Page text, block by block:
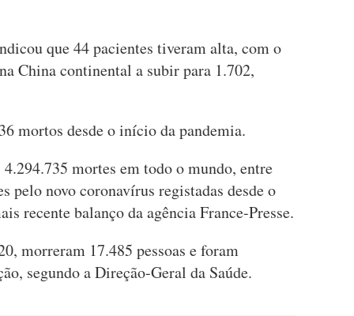
que 44 pacientes tiveram alta, com o
China continental a subir para 1.702,
mortos desde o início da pandemia.
mortes em todo o mundo, entre
pelo novo coronavírus registadas desde o
recente balanço da agência France-Presse.
morreram 17.485 pessoas e foram
segundo a Direção-Geral da Saúde.